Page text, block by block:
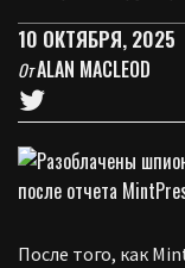
10 ОКТЯБРЯ, 2025
ОтALAN MACLEOD
После того, как